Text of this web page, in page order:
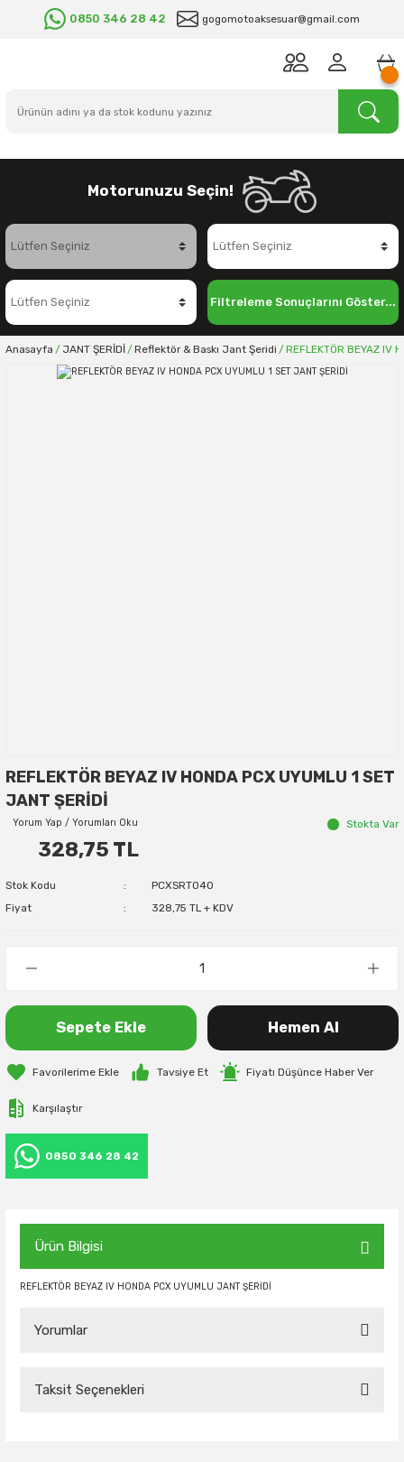
0850 346 28 42 gogomotoaksesuar@gmail.com
Motorunuzu Seçin!
Filtreleme Sonuçlarını Göster...
Anasayfa JANT ŞERİDİ Reflektör & Baskı Jant Şeridi REFLEKTÖR BEYAZ IV
REFLEKTÖR BEYAZ IV HONDA PCX UYUMLU 1 SET
JANT ŞERİDİ
Yorum Yap / Yorumları Oku Stokta Var
328,75 TL
Stok Kodu
PCXSRT040
Fiyat
328,75 TL + KDV
Sepete Ekle Hemen Al
Tavsiye Et Fiyatı Düşünce Haber Ver
Karşılaştır
0850 346 28 42
Ürün Bilgisi
REFLEKTÖR BEYAZ IV HONDA PCX UYUMLU JANT ŞERİDİ
Yorumlar
Taksit Seçenekleri